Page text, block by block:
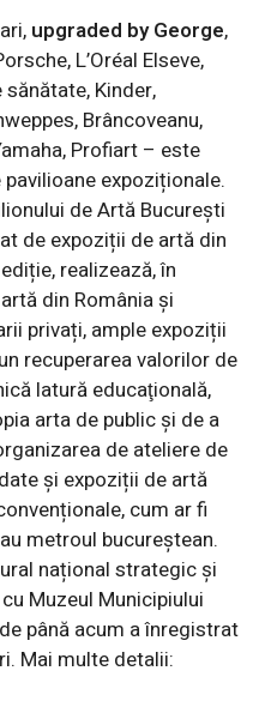
upgraded by George,
L’Oréal Elseve,
Kinder,
Brâncoveanu,
Profiart – este
expoziționale.
de Artă București
de expoziții de artă din
realizează, în
din România și
privați, ample expoziții
recuperarea valorilor de
latură educaţională,
arta de public și de a
de ateliere de
și expoziții de artă
cum ar fi
metroul bucureștean.
național strategic și
Muzeul Municipiului
până acum a înregistrat
Mai multe detalii: